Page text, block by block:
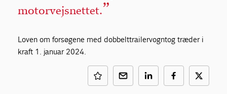
motorvejsnettet.
Loven om forsøgene med dobbelttrailervogntog træder i
kraft 1. januar 2024.